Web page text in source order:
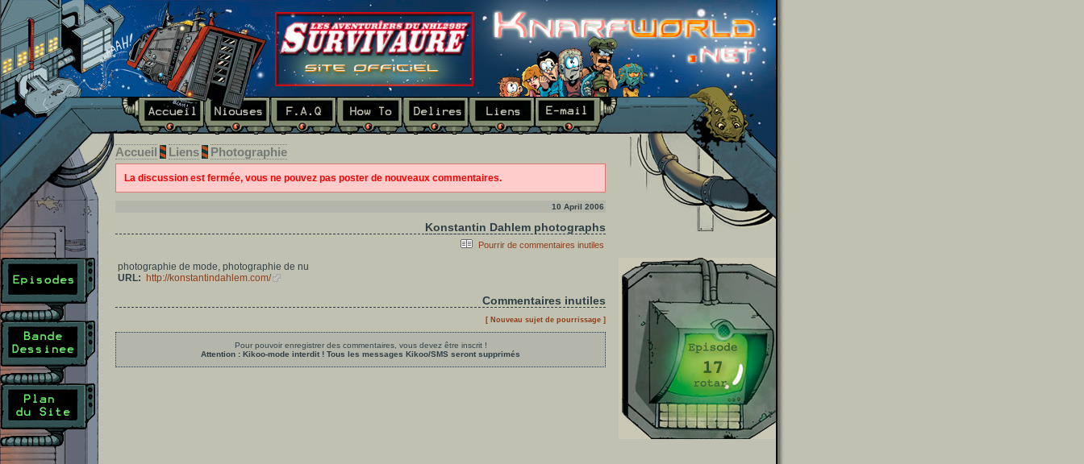
Accueil Liens Photographie
La discussion est fermée, vous ne pouvez pas poster de nouveaux commentaires.
10 April 2006
Konstantin Dahlem photographs
Pourrir de commentaires inutiles
photographie de mode, photographie de nu
URL:
http://konstantindahlem.com/
Commentaires inutiles
[ Nouveau sujet de pourrissage ]
Pour pouvoir enregistrer des commentaires, vous devez être inscrit !
Attention : Kikoo-mode interdit ! Tous les messages Kikoo/SMS seront supprimés